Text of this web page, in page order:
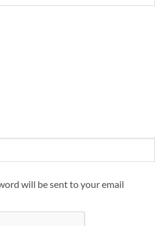
will be sent to your email